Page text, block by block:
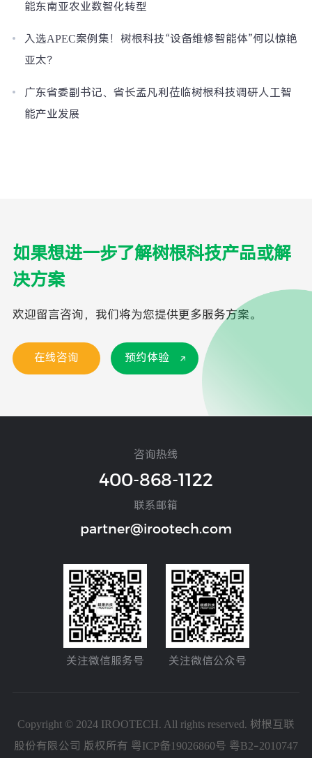
能东南亚农业数智化转型
入选APEC案例集！树根科技“设备维修智能体”何以惊艳
亚太？
广东省委副书记、省长孟凡利莅临树根科技调研人工智
能产业发展
如果想进一步了解树根科技产品或解
决方案
欢迎留言咨询，我们将为您提供更多服务方案。
在线咨询 预约体验
咨询热线
400-868-1122
联系邮箱
partner@irootech.com
关注微信服务号 关注微信公众号
Copyright © 2024 IROOTECH. All rights reserved. 树根互联
股份有限公司 版权所有 粤ICP备19026860号 粤B2-2010747